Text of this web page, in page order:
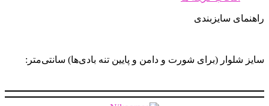
باشد.
ممکن
راهنمای سایزبندی
سایز شلوار (برای شورت و دامن و پایین تنه بادی‌ها) سانتی‌متر: